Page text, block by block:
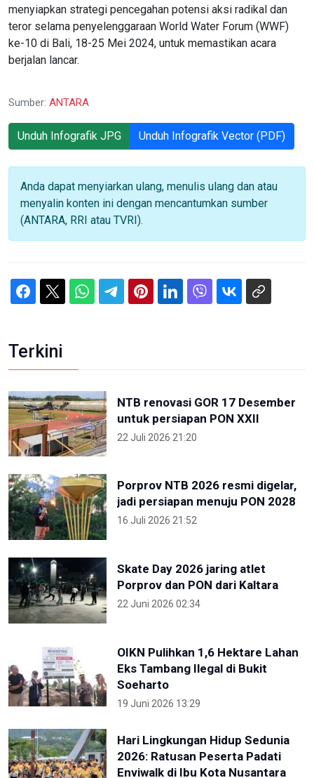
menyiapkan strategi pencegahan potensi aksi radikal dan
teror selama penyelenggaraan World Water Forum (WWF)
ke-10 di Bali, 18-25 Mei 2024, untuk memastikan acara
berjalan lancar.
Sumber: ANTARA
Unduh Infografik JPG Unduh Infografik Vector (PDF)
Anda dapat menyiarkan ulang, menulis ulang dan atau
menyalin konten ini dengan mencantumkan sumber
(ANTARA, RRI atau TVRI).
Terkini
NTB renovasi GOR 17 Desember
untuk persiapan PON XXII
22 Juli 2026 21:20
Porprov NTB 2026 resmi digelar,
jadi persiapan menuju PON 2028
16 Juli 2026 21:52
Skate Day 2026 jaring atlet
Porprov dan PON dari Kaltara
22 Juni 2026 02:34
OIKN Pulihkan 1,6 Hektare Lahan
Eks Tambang Ilegal di Bukit
Soeharto
19 Juni 2026 13:29
Hari Lingkungan Hidup Sedunia
2026: Ratusan Peserta Padati
Enviwalk di Ibu Kota Nusantara